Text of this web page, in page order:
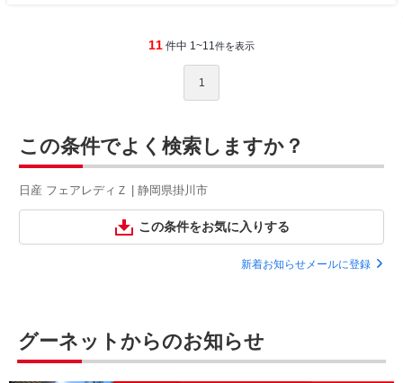
11 件中 1~11件を表示
1
この条件でよく検索しますか？
日産 フェアレディＺ | 静岡県掛川市
この条件をお気に入りする
新着お知らせメールに登録
グーネットからのお知らせ